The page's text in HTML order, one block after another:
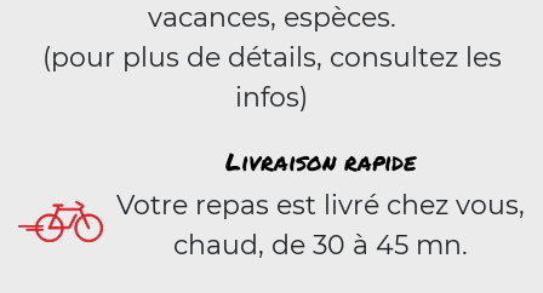
vacances, espèces.
(pour plus de détails, consultez les
infos)
Livraison rapide
Votre repas est livré chez vous,
chaud, de 30 à 45 mn.